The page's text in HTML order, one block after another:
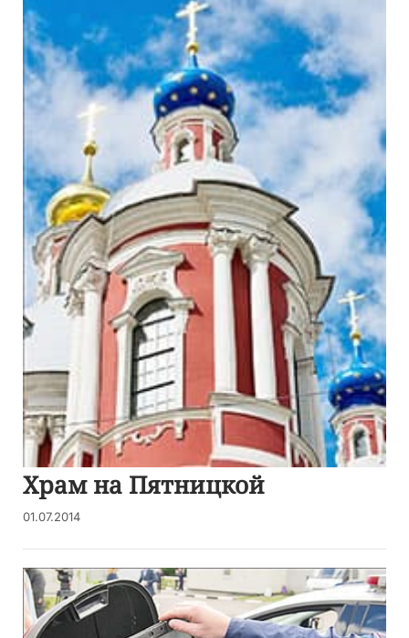
Храм на Пятницкой
01.07.2014